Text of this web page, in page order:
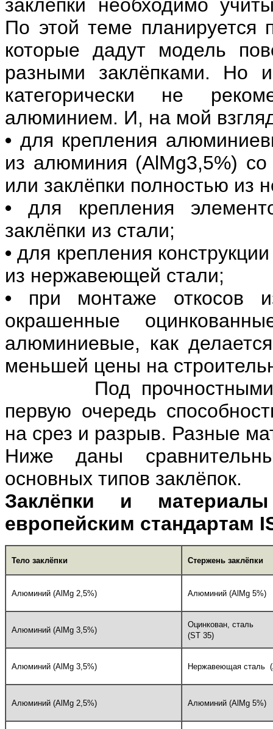
заклёпки необходимо
По этой теме планируется
которые дадут модель
разными заклёпками. Но
категорически не
алюминием. И, на мой
• для крепления
из алюминия (AlMg3,5%)
или заклёпки полностью из
• для крепления
заклёпки из стали;
• для крепления
из нержавеющей стали;
• при монтаже откосов
окрашенные
алюминиевые, как
меньшей цены на
Под прочностными
первую очередь
на срез и разрыв. Разные
Ниже даны
основных типов заклёпок.
Заклёпки и
европейским стандартам
Тело заклёпки Стержень заклёпки
Алюминий (AlMg 2,5%) Алюминий (AlMg 5%)
Алюминий (AlMg 3,5%)
Оцинкован, сталь
(ST 35)
Алюминий (AlMg 3,5%) Нержавеющая сталь
Алюминий (AlMg 2,5%) Алюминий (AlMg 5%)